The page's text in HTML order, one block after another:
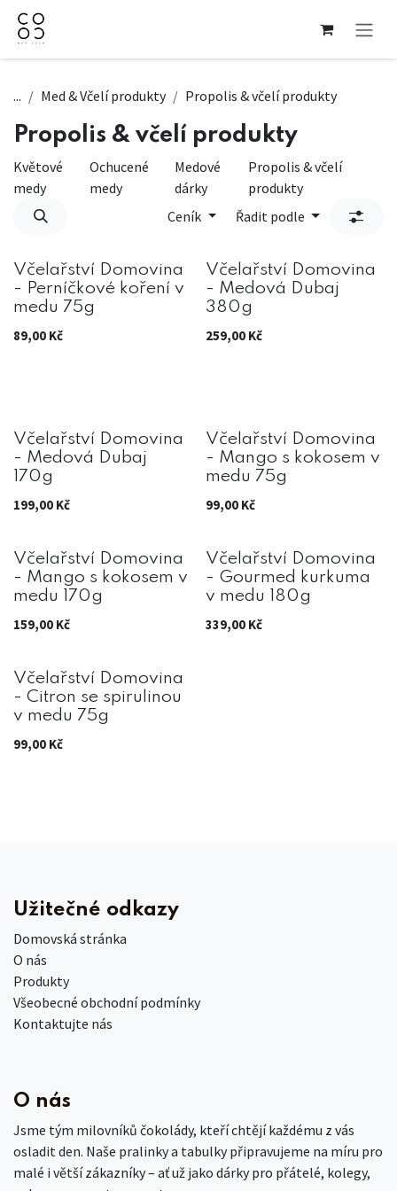
Přejít na obsah
... Med & Včelí produkty Propolis & včelí produkty
Propolis & včelí produkty
Květové
medy
Ochucené
medy
Medové
dárky
Propolis & včelí
produkty
Ceník
Řadit podle
Včelařství Domovina
- Perníčkové koření v
medu 75g
89,00 Kč
Včelařství Domovina
- Medová Dubaj
380g
259,00Kč
Včelařství Domovina
- Medová Dubaj
170g
199,00 Kč
Včelařství Domovina
- Mango s kokosem v
medu 75g
99,00Kč
Včelařství Domovina
- Mango s kokosem v
medu 170g
159,00 Kč
Včelařství Domovina
- Gourmed kurkuma
v medu 180g
339,00Kč
Včelařství Domovina
- Citron se spirulinou
v medu 75g
99,00 Kč
Užitečné odkazy
Domovská stránka
O nás
Produkty
Všeobecné obchodní podmínky
Kontaktujte nás
O nás
Jsme tým milovníků čokolády, kteří chtějí každému z vás
osladit den. Naše pralinky a tabulky připravujeme na míru pro
malé i větší zákazníky – ať už jako dárky pro přátelé, kolegy,